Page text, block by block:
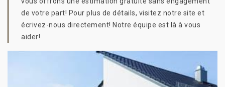
de votre part! Pour plus de détails, visitez notre site et
écrivez-nous directement! Notre équipe est là à vous
aider!